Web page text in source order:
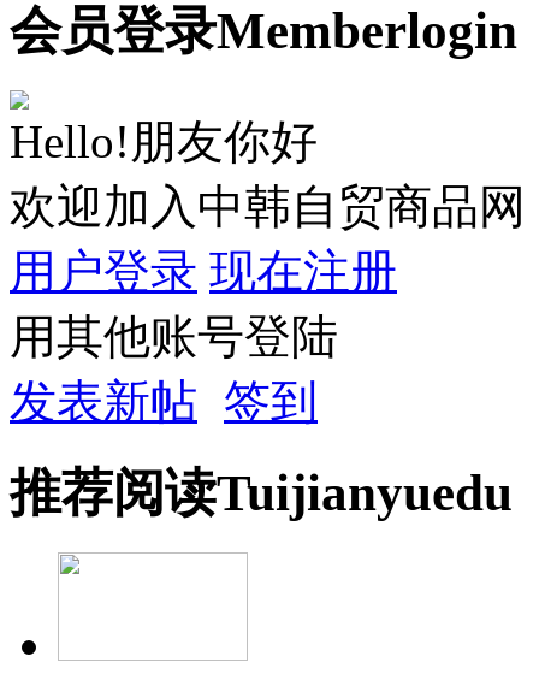
会员登录Memberlogin
Hello!朋友你好
欢迎加入中韩自贸商品网
用户登录 现在注册
用其他账号登陆
发表新帖 签到
推荐阅读Tuijianyuedu